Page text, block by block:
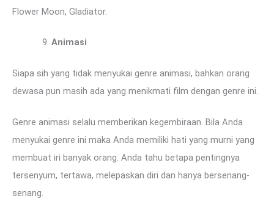
Flower Moon, Gladiator.
Animasi
Siapa sih yang tidak menyukai genre animasi, bahkan orang
dewasa pun masih ada yang menikmati film dengan genre ini.
Genre animasi selalu memberikan kegembiraan. Bila Anda
menyukai genre ini maka Anda memiliki hati yang murni yang
membuat iri banyak orang. Anda tahu betapa pentingnya
tersenyum, tertawa, melepaskan diri dan hanya bersenang-
senang.